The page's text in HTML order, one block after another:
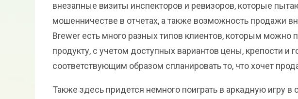
внезапные визиты инспекторов и ревизоров, которые
мошенничестве в отчетах, а также возможность продажи
Brewer есть много разных типов клиентов, которым можно
продукту, с учетом доступных вариантов цены, крепости и
соответствующим образом спланировать то, что хочет
Также здесь придется немного поиграть в аркадную игру в